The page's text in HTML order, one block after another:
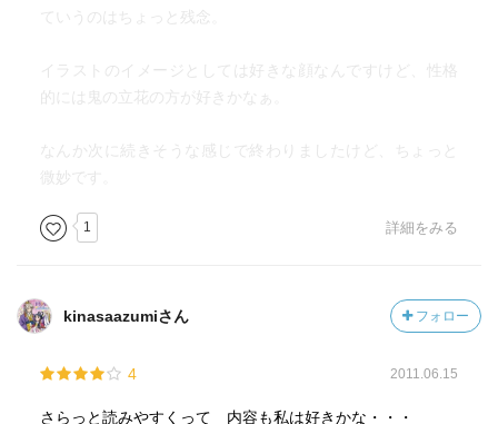
ていうのはちょっと残念。
イラストのイメージとしては好きな顔なんですけど、性格
的には鬼の立花の方が好きかなぁ。
なんか次に続きそうな感じで終わりましたけど、ちょっと
微妙です。
1 詳細をみる
kinasaazumiさん フォロー
4 2011.06.15
さらっと読みやすくって 内容も私は好きかな・・・